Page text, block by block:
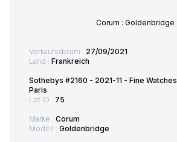
Corum : Goldenbridge
Verkaufsdatum : 27/09/2021
Land : Frankreich
Sothebys #2160 - 2021-11 - Fine Watches
Paris
Lot ID : 75
Marke : Corum
Modell : Goldenbridge